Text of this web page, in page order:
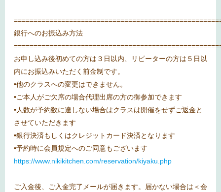
銀行へのお振込み方法
お申し込み後初めての方は３日以内、リピーターの方は５日以
内にお振込みいただく前金制です。
•他のクラスへの変更はできません。
•ご本人がご欠席の場合代理出席の方の御参加できます
•人数が予約数に達しない場合はクラスは開催をせずご返金と
させていただきます
•銀行決済もしくはクレジットカード決済となります
•予約時に会員規定へのご同意もございます
https://www.nikikitchen.com/reservation/kiyaku.php
ご入金後、ご入金完了メールが届きます。届かない場合は＜会